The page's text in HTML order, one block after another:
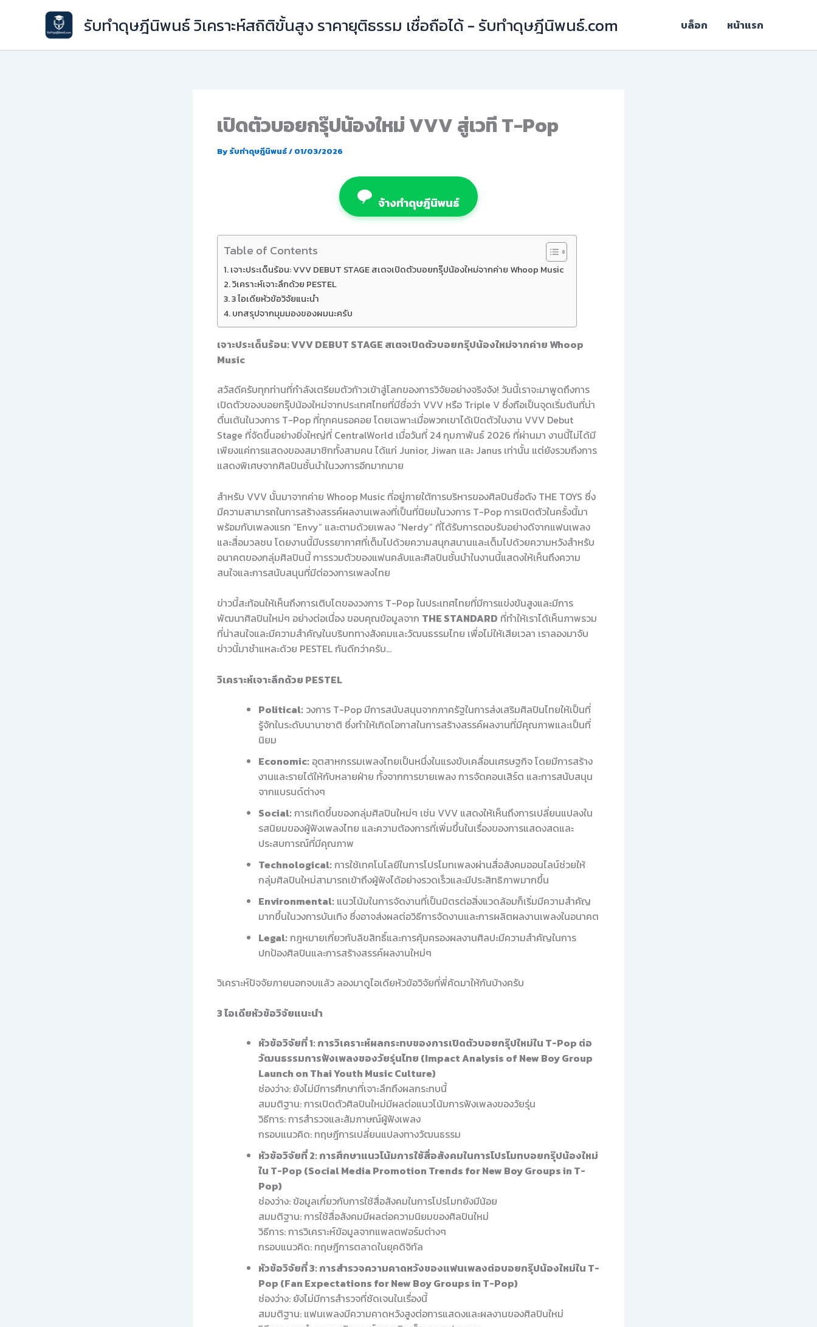
รับทำดุษฎีนิพนธ์ วิเคราะห์สถิติขั้นสูง ราคายุติธรรม เชื่อถือได้ - รับทำดุษฎีนิพนธ์.com บล็อก หน้าแรก
เปิดตัวบอยกรุ๊ปน้องใหม่ VVV สู่เวที T-Pop
By รับทำดุษฎีนิพนธ์/ 01/03/2026
จ้างทำดุษฎีนิพนธ์
Table of Contents
เจาะประเด็นร้อน: VVV DEBUT STAGE สเตจเปิดตัวบอยกรุ๊ปน้องใหม่จากค่าย Whoop Music
วิเคราะห์เจาะลึกด้วย PESTEL
3 ไอเดียหัวข้อวิจัยแนะนำ
บทสรุปจากมุมมองของผมนะครับ
เจาะประเด็นร้อน: VVV DEBUT STAGE สเตจเปิดตัวบอยกรุ๊ปน้องใหม่จากค่าย Whoop
Music
สวัสดีครับทุกท่านที่กำลังเตรียมตัวก้าวเข้าสู่โลกของการวิจัยอย่างจริงจัง! วันนี้เราจะมาพูดถึงการ
เปิดตัวของบอยกรุ๊ปน้องใหม่จากประเทศไทยที่มีชื่อว่า VVV หรือ Triple V ซึ่งถือเป็นจุดเริ่มต้นที่น่า
ตื่นเต้นในวงการ T-Pop ที่ทุกคนรอคอย โดยเฉพาะเมื่อพวกเขาได้เปิดตัวในงาน VVV Debut
Stage ที่จัดขึ้นอย่างยิ่งใหญ่ที่ CentralWorld เมื่อวันที่ 24 กุมภาพันธ์ 2026 ที่ผ่านมา งานนี้ไม่ได้มี
เพียงแค่การแสดงของสมาชิกทั้งสามคน ได้แก่ Junior, Jiwan และ Janus เท่านั้น แต่ยังรวมถึงการ
แสดงพิเศษจากศิลปินชั้นนำในวงการอีกมากมาย
สำหรับ VVV นั้นมาจากค่าย Whoop Music ที่อยู่ภายใต้การบริหารของศิลปินชื่อดัง THE TOYS ซึ่ง
มีความสามารถในการสร้างสรรค์ผลงานเพลงที่เป็นที่นิยมในวงการ T-Pop การเปิดตัวในครั้งนี้มา
พร้อมกับเพลงแรก “Envy” และตามด้วยเพลง “Nerdy” ที่ได้รับการตอบรับอย่างดีจากแฟนเพลง
และสื่อมวลชน โดยงานนี้มีบรรยากาศที่เต็มไปด้วยความสนุกสนานและเต็มไปด้วยความหวังสำหรับ
อนาคตของกลุ่มศิลปินนี้ การรวมตัวของแฟนคลับและศิลปินชั้นนำในงานนี้แสดงให้เห็นถึงความ
สนใจและการสนับสนุนที่มีต่อวงการเพลงไทย
ข่าวนี้สะท้อนให้เห็นถึงการเติบโตของวงการ T-Pop ในประเทศไทยที่มีการแข่งขันสูงและมีการ
พัฒนาศิลปินใหม่ๆ อย่างต่อเนื่อง ขอบคุณข้อมูลจาก THE STANDARD ที่ทำให้เราได้เห็นภาพรวม
ที่น่าสนใจและมีความสำคัญในบริบททางสังคมและวัฒนธรรมไทย เพื่อไม่ให้เสียเวลา เราลองมาจับ
ข่าวนี้มาชำแหละด้วย PESTEL กันดีกว่าครับ…
วิเคราะห์เจาะลึกด้วย PESTEL
Political: วงการ T-Pop มีการสนับสนุนจากภาครัฐในการส่งเสริมศิลปินไทยให้เป็นที่
รู้จักในระดับนานาชาติ ซึ่งทำให้เกิดโอกาสในการสร้างสรรค์ผลงานที่มีคุณภาพและเป็นที่
นิยม
Economic: อุตสาหกรรมเพลงไทยเป็นหนึ่งในแรงขับเคลื่อนเศรษฐกิจ โดยมีการสร้าง
งานและรายได้ให้กับหลายฝ่าย ทั้งจากการขายเพลง การจัดคอนเสิร์ต และการสนับสนุน
จากแบรนด์ต่างๆ
Social: การเกิดขึ้นของกลุ่มศิลปินใหม่ๆ เช่น VVV แสดงให้เห็นถึงการเปลี่ยนแปลงใน
รสนิยมของผู้ฟังเพลงไทย และความต้องการที่เพิ่มขึ้นในเรื่องของการแสดงสดและ
ประสบการณ์ที่มีคุณภาพ
Technological: การใช้เทคโนโลยีในการโปรโมทเพลงผ่านสื่อสังคมออนไลน์ช่วยให้
กลุ่มศิลปินใหม่สามารถเข้าถึงผู้ฟังได้อย่างรวดเร็วและมีประสิทธิภาพมากขึ้น
Environmental: แนวโน้มในการจัดงานที่เป็นมิตรต่อสิ่งแวดล้อมก็เริ่มมีความสำคัญ
มากขึ้นในวงการบันเทิง ซึ่งอาจส่งผลต่อวิธีการจัดงานและการผลิตผลงานเพลงในอนาคต
Legal: กฎหมายเกี่ยวกับลิขสิทธิ์และการคุ้มครองผลงานศิลปะมีความสำคัญในการ
ปกป้องศิลปินและการสร้างสรรค์ผลงานใหม่ๆ
วิเคราะห์ปัจจัยภายนอกจบแล้ว ลองมาดูไอเดียหัวข้อวิจัยที่พี่คัดมาให้กันบ้างครับ
3 ไอเดียหัวข้อวิจัยแนะนำ
หัวข้อวิจัยที่ 1: การวิเคราะห์ผลกระทบของการเปิดตัวบอยกรุ๊ปใหม่ใน T-Pop ต่อ
วัฒนธรรมการฟังเพลงของวัยรุ่นไทย (Impact Analysis of New Boy Group
Launch on Thai Youth Music Culture)
ช่องว่าง: ยังไม่มีการศึกษาที่เจาะลึกถึงผลกระทบนี้
สมมติฐาน: การเปิดตัวศิลปินใหม่มีผลต่อแนวโน้มการฟังเพลงของวัยรุ่น
วิธีการ: การสำรวจและสัมภาษณ์ผู้ฟังเพลง
กรอบแนวคิด: ทฤษฎีการเปลี่ยนแปลงทางวัฒนธรรม
หัวข้อวิจัยที่ 2: การศึกษาแนวโน้มการใช้สื่อสังคมในการโปรโมทบอยกรุ๊ปน้องใหม่
ใน T-Pop (Social Media Promotion Trends for New Boy Groups in T-
Pop)
ช่องว่าง: ข้อมูลเกี่ยวกับการใช้สื่อสังคมในการโปรโมทยังมีน้อย
สมมติฐาน: การใช้สื่อสังคมมีผลต่อความนิยมของศิลปินใหม่
วิธีการ: การวิเคราะห์ข้อมูลจากแพลตฟอร์มต่างๆ
กรอบแนวคิด: ทฤษฎีการตลาดในยุคดิจิทัล
หัวข้อวิจัยที่ 3: การสำรวจความคาดหวังของแฟนเพลงต่อบอยกรุ๊ปน้องใหม่ใน T-
Pop (Fan Expectations for New Boy Groups in T-Pop)
ช่องว่าง: ยังไม่มีการสำรวจที่ชัดเจนในเรื่องนี้
สมมติฐาน: แฟนเพลงมีความคาดหวังสูงต่อการแสดงและผลงานของศิลปินใหม่